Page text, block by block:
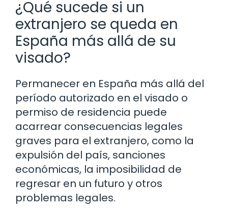
¿Qué sucede si un
extranjero se queda en
España más allá de su
visado?
Permanecer en España más allá del
período autorizado en el visado o
permiso de residencia puede
acarrear consecuencias legales
graves para el extranjero, como la
expulsión del país, sanciones
económicas, la imposibilidad de
regresar en un futuro y otros
problemas legales.